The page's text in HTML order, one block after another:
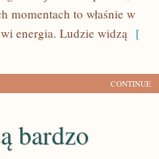
momentach to właśnie w
energia. Ludzie widzą [
CONTINUE
bardzo